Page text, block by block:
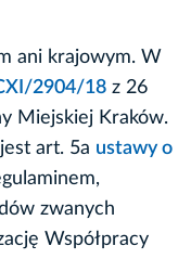
ani krajowym. W
2904/18 z 26
Miejskiej Kraków.
art. 5a ustawy o
zwanych
Współpracy